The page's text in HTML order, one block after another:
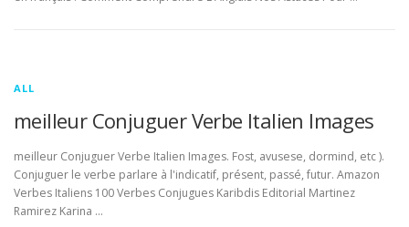
ALL
meilleur Conjuguer Verbe Italien Images
meilleur Conjuguer Verbe Italien Images. Fost, avusese, dormind, etc ).
Conjuguer le verbe parlare à l'indicatif, présent, passé, futur. Amazon
Verbes Italiens 100 Verbes Conjugues Karibdis Editorial Martinez
Ramirez Karina …